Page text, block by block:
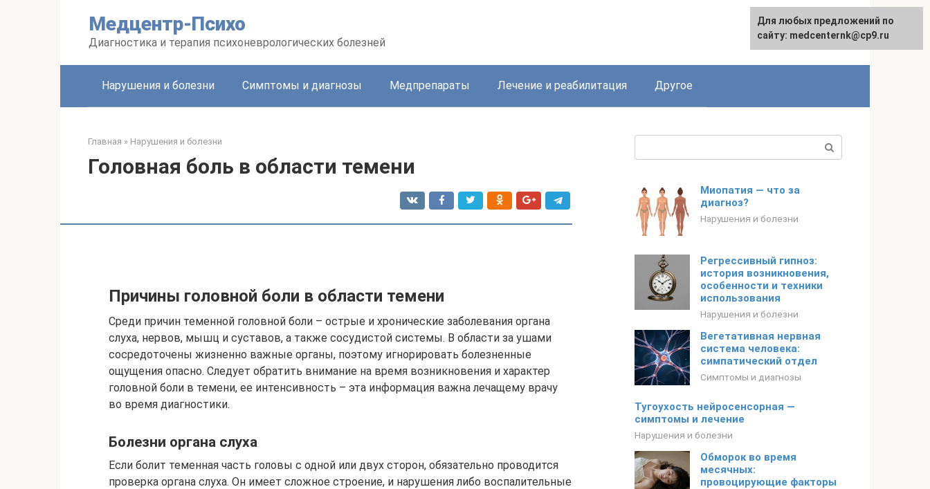
Медцентр-Психо
Диагностика и терапия психоневрологических болезней
English
Нарушения и болезни Симптомы и диагнозы Медпрепараты Лечение и реабилитация Другое
Главная » Нарушения и болезни
Головная боль в области темени
Причины головной боли в области темени
Среди причин теменной головной боли – острые и хронические заболевания органа
слуха, нервов, мышц и суставов, а также сосудистой системы. В области за ушами
сосредоточены жизненно важные органы, поэтому игнорировать болезненные
ощущения опасно. Следует обратить внимание на время возникновения и характер
головной боли в темени, ее интенсивность – эта информация важна лечащему врачу
во время диагностики.
Болезни органа слуха
Если болит теменная часть головы с одной или двух сторон, обязательно проводится
проверка органа слуха. Он имеет сложное строение, и нарушения либо воспалительные
Миопатия — что за
диагноз?
Нарушения и болезни
Регрессивный гипноз:
история возникновения,
особенности и техники
использования
Нарушения и болезни
Вегетативная нервная
система человека:
симпатический отдел
Симптомы и диагнозы
Тугоухость нейросенсорная —
симптомы и лечение
Нарушения и болезни
Обморок во время
месячных:
провоцирующие факторы
Для любых предложений по
сайту: medcenternk@cp9.ru